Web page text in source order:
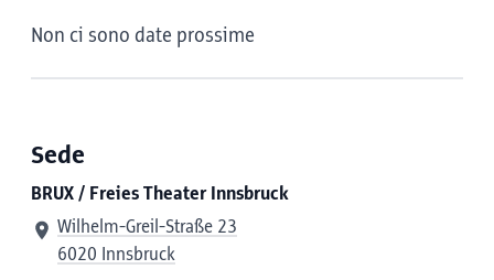
Non ci sono date prossime
Sede
BRUX / Freies Theater Innsbruck
Wilhelm-Greil-Straße 23
6020 Innsbruck